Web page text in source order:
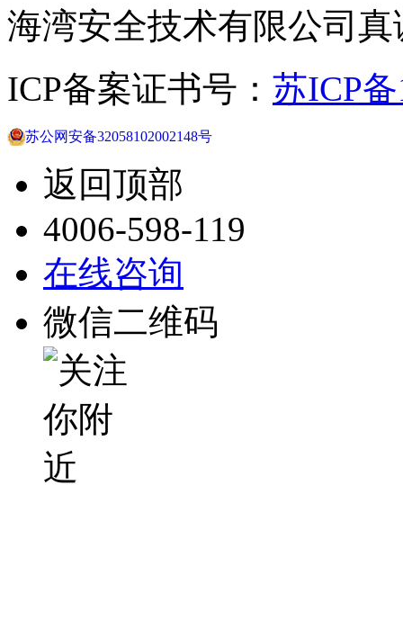
海湾安全技术有限公司
ICP备案证书号： 苏ICP
苏公网安备32058102002148号
返回顶部
4006-598-119
在线咨询
微信二维码